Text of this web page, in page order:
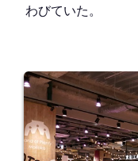
わびていた。